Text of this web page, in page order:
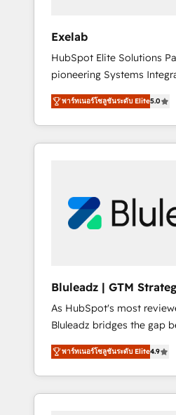
operators need as their
processes evolve. Since
supported 1,400+ clients
of industries, including
B2B services,
services and more. Whether clients are new
to HubSpot or expanding
long-term value and a
client experience.
Exelab
HubSpot Elite Solutions
pioneering Systems Integrator. We
technology should serve
not the other way around.
begins with clear
journey mapping, and
Connectors, workflows,
architectures that make
HubSpot beyond
AI-FIRST- AI across
operations to accelerate
streamline processes, and
at scale. From predictive
conversational AI, we
and automation into
พาร์ทเนอร์โซลูชันระดับ Elite5.0
Bluleadz | GTM
Implementation
As HubSpot's most
Bluleadz bridges the gap
and execution. We don't just "set up tools" —
we install the GTM
OS) to align your
portal that drives
พาร์ทเนอร์โซลูชันระดับ Elite4.9